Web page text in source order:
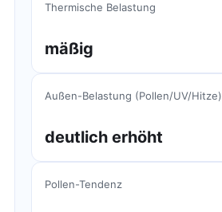
Thermische Belastung
mäßig
Außen-Belastung (Pollen/UV/Hitze)
deutlich erhöht
Pollen-Tendenz